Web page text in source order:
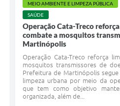
MEIO AMBIENTE E LIMPEZA PÚBLICA
SAÚDE
Operação Cata-Treco
combate a mosquitos
Martinópolis
Operação Cata-Treco reforça
mosquitos transmissores de
Prefeitura de Martinópolis
limpeza urbana por meio da
que tem como objetivo
organizada, além de...